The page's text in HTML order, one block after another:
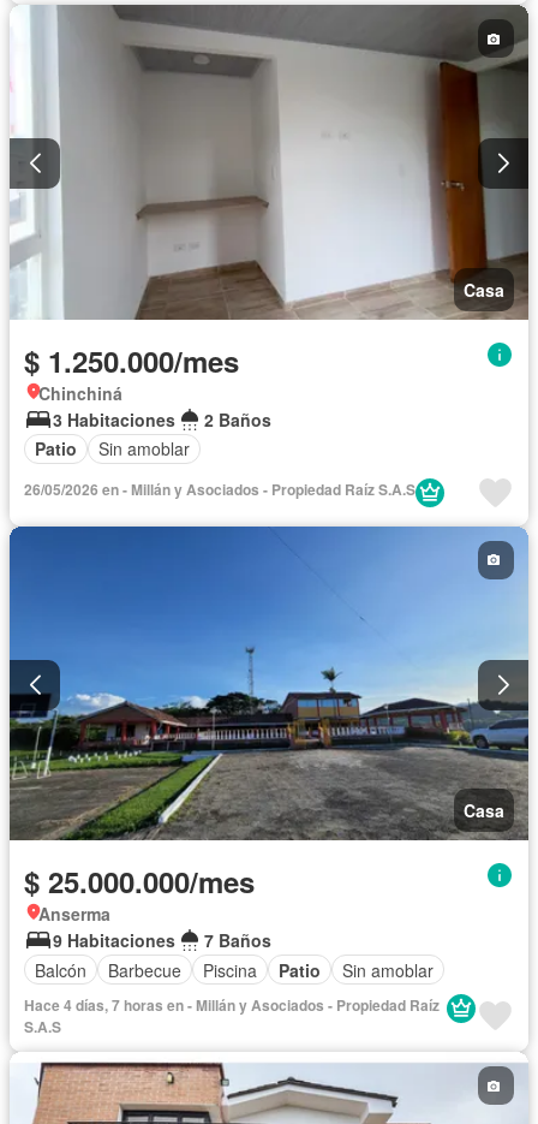
Casa
$ 1.250.000/mes
Chinchiná
3 Habitaciones
2 Baños
Patio
Sin amoblar
26/05/2026 en - Millán y Asociados - Propiedad Raíz S.A.S
Casa
$ 25.000.000/mes
Anserma
9 Habitaciones
7 Baños
Balcón
Barbecue Piscina Patio Sin amoblar
Hace 4 días, 7 horas en - Millán y Asociados - Propiedad Raíz
S.A.S